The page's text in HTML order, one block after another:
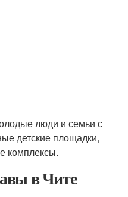
люди и семьи с
детские площадки,
комплексы.
в Чите